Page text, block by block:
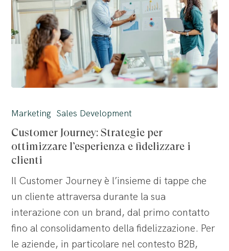
Journey:
Strategie
per
ottimizzare
Marketing Sales Development
Customer Journey: Strategie per
ottimizzare l’esperienza e fidelizzare i
clienti
Il Customer Journey è l’insieme di tappe che
un cliente attraversa durante la sua
interazione con un brand, dal primo contatto
fino al consolidamento della fidelizzazione. Per
le aziende, in particolare nel contesto B2B,